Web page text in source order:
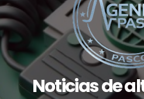
Noticias de